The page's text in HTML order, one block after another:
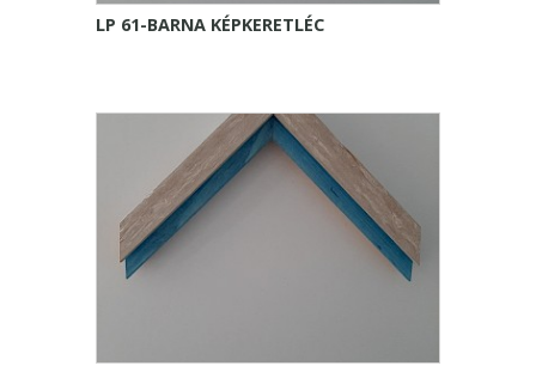
LP 61-BARNA KÉPKERETLÉC